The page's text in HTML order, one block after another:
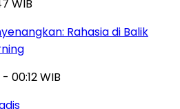
WIB
Rahasia di Balik
00:12 WIB